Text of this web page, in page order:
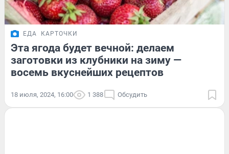
ЕДА КАРТОЧКИ
Эта ягода будет вечной: делаем
заготовки из клубники на зиму —
восемь вкуснейших рецептов
18 июля, 2024, 16:00 1 388 Обсудить